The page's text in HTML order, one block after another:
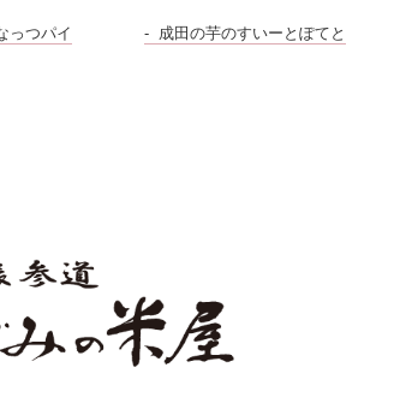
っつパイ 成田の芋のすいーとぽてと